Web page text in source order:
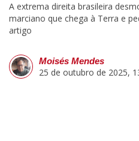
A extrema direita brasileira
marciano que chega à Terra e
artigo
Moisés Mendes
25 de outubro de 2025,